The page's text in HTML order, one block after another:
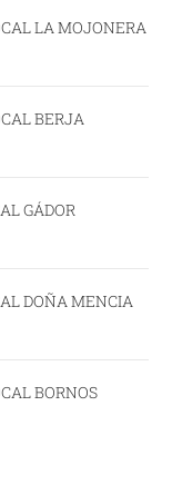
LA MOJONERA
BERJA
GÁDOR
DOÑA MENCIA
BORNOS